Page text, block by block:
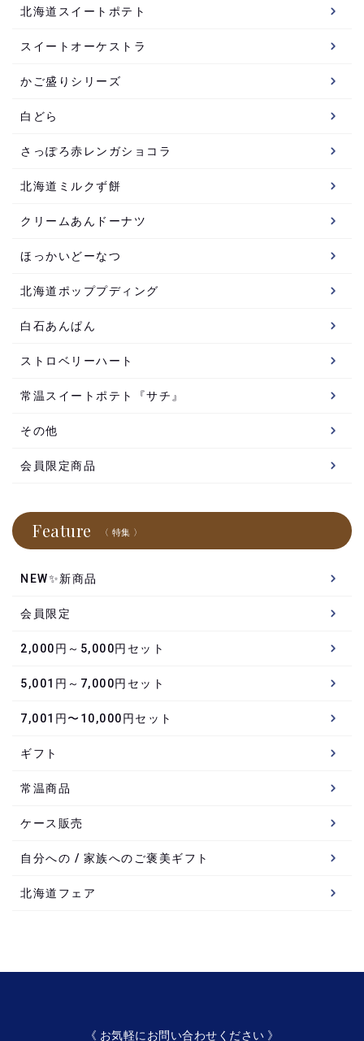
北海道スイートポテト
スイートオーケストラ
かご盛りシリーズ
白どら
さっぽろ赤レンガショコラ
北海道ミルクず餅
クリームあんドーナツ
ほっかいどーなつ
北海道ポッププディング
白石あんぱん
ストロベリーハート
常温スイートポテト『サチ』
その他
会員限定商品
Feature 〈 特集 〉
NEW✨新商品
会員限定
2,000円～5,000円セット
5,001円～7,000円セット
7,001円〜10,000円セット
ギフト
常温商品
ケース販売
自分への / 家族へのご褒美ギフト
北海道フェア
《 お気軽にお問い合わせください 》